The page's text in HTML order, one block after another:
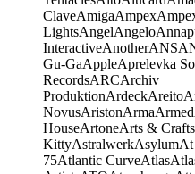
ClaveAmigaAmpex
LightsAngelAngelo
InteractiveAnotherANS
Gu-GaAppleAprelevka
RecordsARCArchiv
ProduktionArdeckAreito
NovusAristonArmaArmed
HouseArtoneArts & Crafts
KittyAstralwerkAsylumAt
75Atlantic CurveAtlas